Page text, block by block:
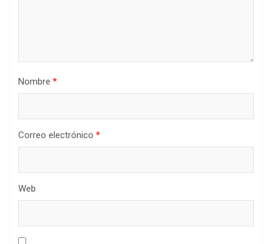
Nombre *
Correo electrónico *
Web